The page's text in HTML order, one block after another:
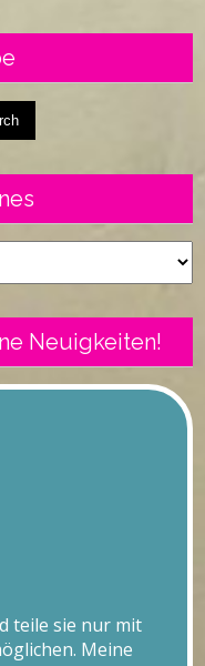
Neuigkeiten!
teile sie nur mit
Meine